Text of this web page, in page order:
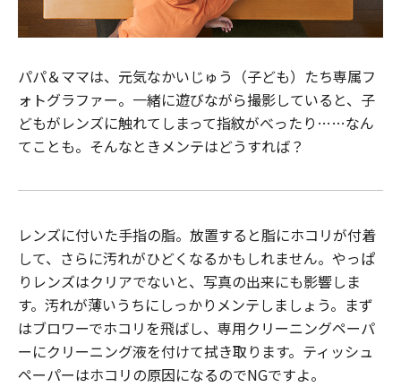
パパ＆ママは、元気なかいじゅう（子ども）たち専属フ
ォトグラファー。一緒に遊びながら撮影していると、子
どもがレンズに触れてしまって指紋がべったり……なん
てことも。そんなときメンテはどうすれば？
レンズに付いた手指の脂。放置すると脂にホコリが付着
して、さらに汚れがひどくなるかもしれません。やっぱ
りレンズはクリアでないと、写真の出来にも影響しま
す。汚れが薄いうちにしっかりメンテしましょう。まず
はブロワーでホコリを飛ばし、専用クリーニングペーパ
ーにクリーニング液を付けて拭き取ります。ティッシュ
ペーパーはホコリの原因になるのでNGですよ。